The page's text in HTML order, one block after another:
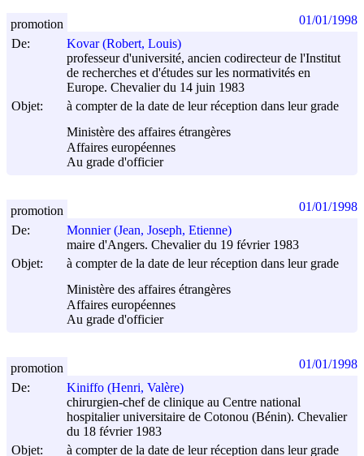
De:
Kovar (Robert, Louis)
professeur d'université, ancien codirecteur de l'Institut
de recherches et d'études sur les normativités en
Europe. Chevalier du 14 juin 1983
Objet:
à compter de la date de leur réception dans leur grade
Ministère des affaires étrangères
Affaires européennes
Au grade d'officier
promotion 01/01/1998
De:
Monnier (Jean, Joseph, Etienne)
maire d'Angers. Chevalier du 19 février 1983
Objet:
à compter de la date de leur réception dans leur grade
Ministère des affaires étrangères
Affaires européennes
Au grade d'officier
promotion 01/01/1998
De:
Kiniffo (Henri, Valère)
chirurgien-chef de clinique au Centre national
hospitalier universitaire de Cotonou (Bénin). Chevalier
du 18 février 1983
Objet:
à compter de la date de leur réception dans leur grade
promotion 01/01/1998